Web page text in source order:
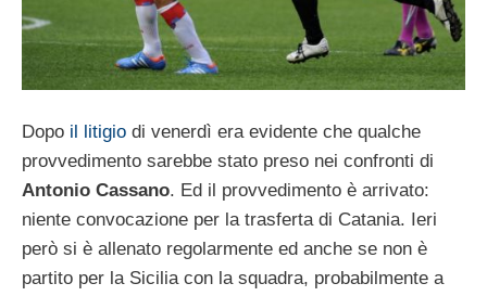
Dopo il litigio di venerdì era evidente che qualche
provvedimento sarebbe stato preso nei confronti di
Antonio Cassano. Ed il provvedimento è arrivato:
niente convocazione per la trasferta di Catania. Ieri
però si è allenato regolarmente ed anche se non è
partito per la Sicilia con la squadra, probabilmente a